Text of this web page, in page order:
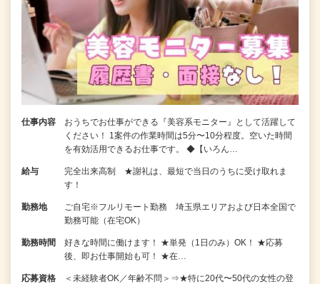
仕事内容
おうちでお仕事ができる『美容系モニター』として活躍して
ください！ 1案件の作業時間は5分〜10分程度。空いた時間
を有効活用できるお仕事です。 ◆【いろん…
給与
完全出来高制 ★謝礼は、最短で当日のうちに受け取れま
す！
勤務地
ご自宅※フルリモート勤務 埼玉県エリアおよび日本全国で
勤務可能（在宅OK）
勤務時間
好きな時間に働けます！ ★単発（1日のみ）OK！ ★応募
後、即お仕事開始も可！ ★在…
応募資格
＜未経験者OK／年齢不問＞⇒★特に20代〜50代の女性の登